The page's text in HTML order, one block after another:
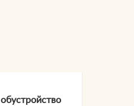
обустройство